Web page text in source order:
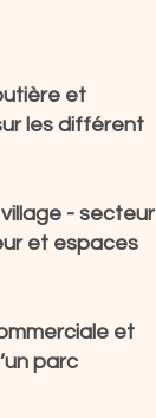
et
les différent
- secteur
et espaces
et
parc